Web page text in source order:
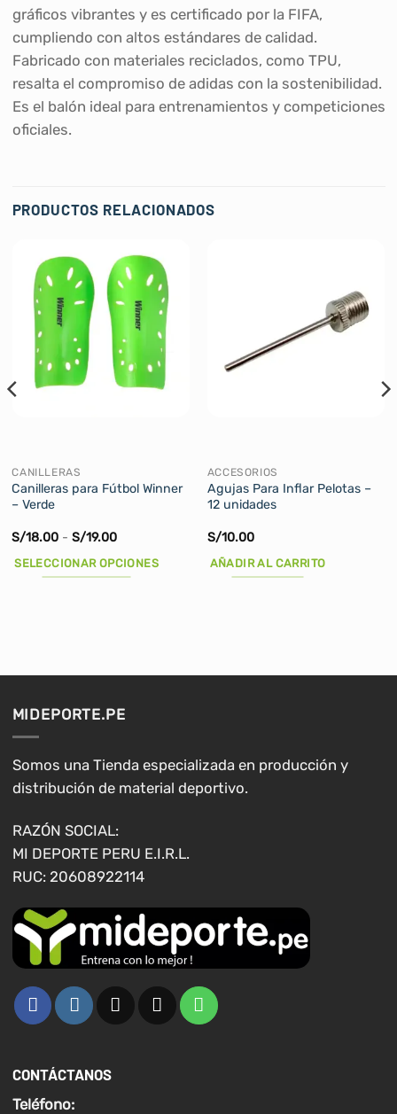
gráficos vibrantes y es certificado por la FIFA,
cumpliendo con altos estándares de calidad.
Fabricado con materiales reciclados, como TPU,
resalta el compromiso de adidas con la sostenibilidad.
Es el balón ideal para entrenamientos y competiciones
oficiales.
PRODUCTOS RELACIONADOS
CANILLERAS
Canilleras para Fútbol Winner
– Verde
S/18.00 - S/19.00Rango
precios:
desde
SELECCIONAR OPCIONES
se
pueden
elegir
en
página
de
producto
ACCESORIOS
Agujas Para Inflar Pelotas –
12 unidades
S/10.00
AÑADIR AL CARRITO
MIDEPORTE.PE
Somos una Tienda especializada en producción y
distribución de material deportivo.
RAZÓN SOCIAL:
MI DEPORTE PERU E.I.R.L.
RUC: 20608922114
CONTÁCTANOS
Teléfono: